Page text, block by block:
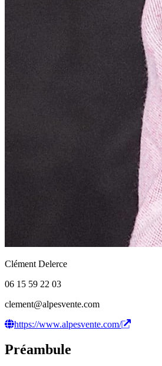
Clément Delerce
06 15 59 22 03
clement@alpesvente.com
https://www.alpesvente.com/
Préambule